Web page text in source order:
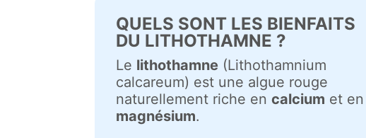
QUELS SONT LES BIENFAITS
DU LITHOTHAMNE ?
Le lithothamne (Lithothamnium
calcareum) est une algue rouge
naturellement riche encalcium et en
magnésium.